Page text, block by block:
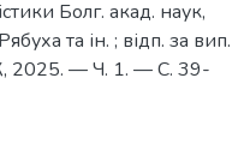
Болг. акад. наук,
та ін. ; відп. за вип.
2025. — Ч. 1. — С. 39-